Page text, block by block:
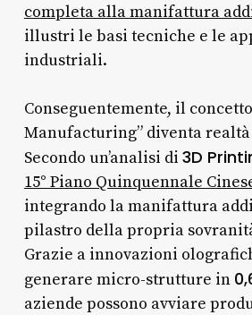
completa alla manifattura
illustri le basi tecniche e le
industriali.
Conseguentemente, il
Manufacturing” diventa
Secondo un’analisi di 3D
15° Piano Quinquennale
integrando la manifattura
pilastro della propria
Grazie a innovazioni
generare micro-strutture in
aziende possono avviare